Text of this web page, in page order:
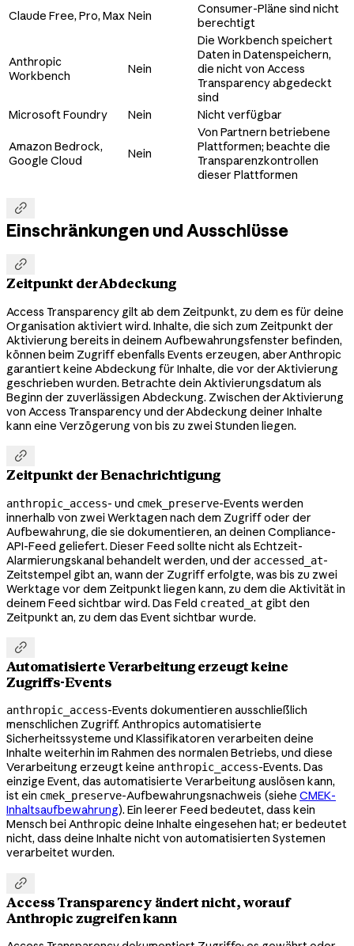
Claude Free, Pro, Max Nein
Consumer-Pläne sind nicht
berechtigt
Anthropic
Workbench
Nein
Die Workbench speichert
Daten in Datenspeichern,
die nicht von Access
Transparency abgedeckt
sind
Microsoft Foundry
Nein Nicht verfügbar
Amazon Bedrock,
Google Cloud
Nein
Von Partnern betriebene
Plattformen; beachte die
Transparenzkontrollen
dieser Plattformen

Einschränkungen und Ausschlüsse

Zeitpunkt der Abdeckung
Access Transparency gilt ab dem Zeitpunkt, zu dem es für deine
Organisation aktiviert wird. Inhalte, die sich zum Zeitpunkt der
Aktivierung bereits in deinem Aufbewahrungsfenster befinden,
können beim Zugriff ebenfalls Events erzeugen, aber Anthropic
garantiert keine Abdeckung für Inhalte, die vor der Aktivierung
geschrieben wurden. Betrachte dein Aktivierungsdatum als
Beginn der zuverlässigen Abdeckung. Zwischen der Aktivierung
von Access Transparency und der Abdeckung deiner Inhalte
kann eine Verzögerung von bis zu zwei Stunden liegen.

Zeitpunkt der Benachrichtigung
anthropic_access- und cmek_preserve-Events werden
innerhalb von zwei Werktagen nach dem Zugriff oder der
Aufbewahrung, die sie dokumentieren, an deinen Compliance-
API-Feed geliefert. Dieser Feed sollte nicht als Echtzeit-
Alarmierungskanal behandelt werden, und der accessed_at-
Zeitstempel gibt an, wann der Zugriff erfolgte, was bis zu zwei
Werktage vor dem Zeitpunkt liegen kann, zu dem die Aktivität in
deinem Feed sichtbar wird. Das Feld created_at gibt den
Zeitpunkt an, zu dem das Event sichtbar wurde.

Automatisierte Verarbeitung erzeugt keine
Zugriffs-Events
anthropic_access-Events dokumentieren ausschließlich
menschlichen Zugriff. Anthropics automatisierte
Sicherheitssysteme und Klassifikatoren verarbeiten deine
Inhalte weiterhin im Rahmen des normalen Betriebs, und diese
Verarbeitung erzeugt keine anthropic_access-Events. Das
einzige Event, das automatisierte Verarbeitung auslösen kann,
ist ein cmek_preserve-Aufbewahrungsnachweis (siehe CMEK-
Inhaltsaufbewahrung). Ein leerer Feed bedeutet, dass kein
Mensch bei Anthropic deine Inhalte eingesehen hat; er bedeutet
nicht, dass deine Inhalte nicht von automatisierten Systemen
verarbeitet wurden.

Access Transparency ändert nicht, worauf
Anthropic zugreifen kann